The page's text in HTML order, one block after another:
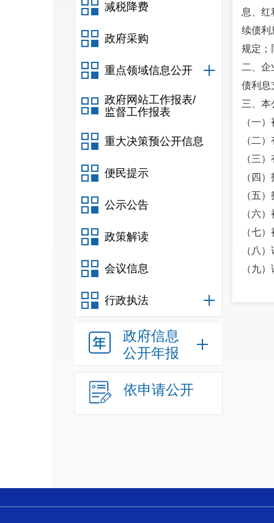
减税降费
政府采购
重点领域信息公开
政府网站工作报表/
监督工作报表
重大决策预公开信息
便民提示
公示公告
政策解读
会议信息
行政执法
政府信息
公开年报
依申请公开
息、红
续债利
规定；
二、
债利息
三、本
（一
（二
（三
（四
（五
（六
（七
（八
（九